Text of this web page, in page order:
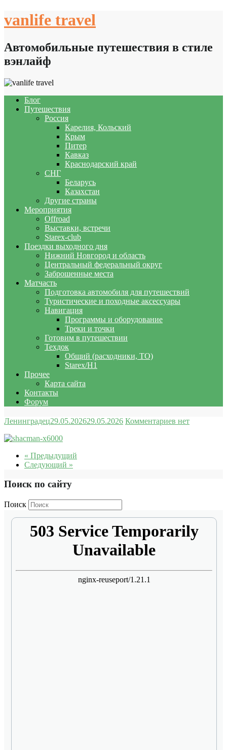
to
vanlife travel
Автомобильные путешествия в стиле
вэнлайф
Блог
Путешествия
Россия
Карелия, Кольский
Крым
Питер
Кавказ
Краснодарский край
СНГ
Беларусь
Казахстан
Другие страны
Мероприятия
Offroad
Выставки, встречи
Starex-club
Поездки выходного дня
Нижний Новгород и область
Центральный федеральный округ
Заброшенные места
Матчасть
Подготовка автомобиля для путешествий
Туристические и походные аксессуары
Навигация
Программы и оборудование
Треки и точки
Готовим в путешествии
Техдок
Общий (расходники, ТО)
Starex/H1
Прочее
Карта сайта
Контакты
Форум
Ленинградец29.05.202629.05.2026 Комментариев нет
« Предыдущий
Следующий »
Поиск по сайту
Поиск